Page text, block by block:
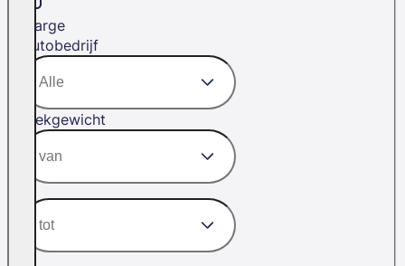
Marge
Autobedrijf
Trekgewicht